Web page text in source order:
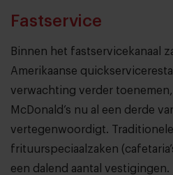
Fastservice
Binnen het fastservicekanaal
Amerikaanse
verwachting verder
McDonald’s nu al een derde
vertegenwoordigt.
frituurspeciaalzaken
een dalend aantal